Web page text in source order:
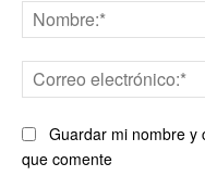
Guardar mi nombre y
que comente